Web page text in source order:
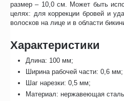
размер – 10,0 см. Может быть
целях: для коррекции бровей и
волосков на лице и в области
Характеристики
Длина: 100 мм;
Ширина рабочей части: 0,6 мм;
Шаг нарезки: 0,5 мм;
Материал: нержавеющая